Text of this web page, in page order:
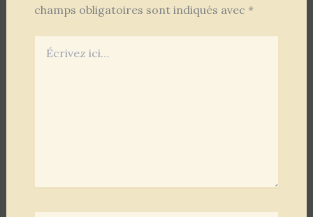
champs obligatoires sont indiqués avec *
ici…